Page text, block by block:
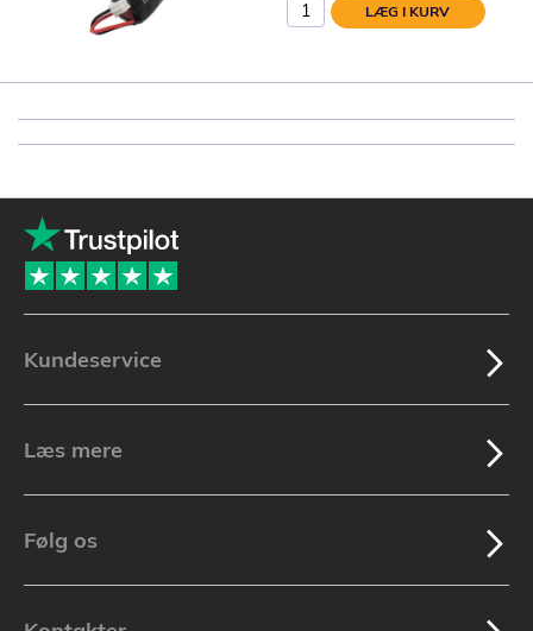
LÆG I KURV
Kundeservice
Læs mere
Følg os